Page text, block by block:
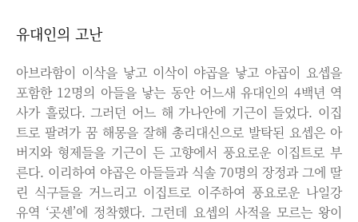
유대인의 고난
아브라함이 이삭을 낳고 이삭이 야곱을 낳고 야곱이 요셉을
포함한 12명의 아들을 낳는 동안 어느새 유대인의 4백년 역
사가 흘렀다. 그러던 어느 해 가나안에 기근이 들었다. 이집
트로 팔려가 꿈 해몽을 잘해 총리대신으로 발탁된 요셉은 아
버지와 형제들을 기근이 든 고향에서 풍요로운 이집트로 부
른다. 이리하여 야곱은 아들들과 식솔 70명의 장정과 그에 딸
린 식구들을 거느리고 이집트로 이주하여 풍요로운 나일강
유역 ‘곳센’에 정착했다. 그런데 요셉의 사적을 모르는 왕이